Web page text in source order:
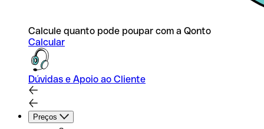
Calcule quanto pode poupar com a Qonto
Calcular
Dúvidas e Apoio ao Cliente
Preços